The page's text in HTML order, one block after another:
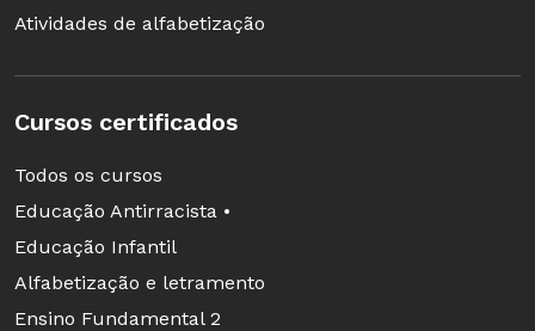
Atividades de alfabetização
Cursos certificados
Todos os cursos
Educação Antirracista •
Educação Infantil
Alfabetização e letramento
Ensino Fundamental 2